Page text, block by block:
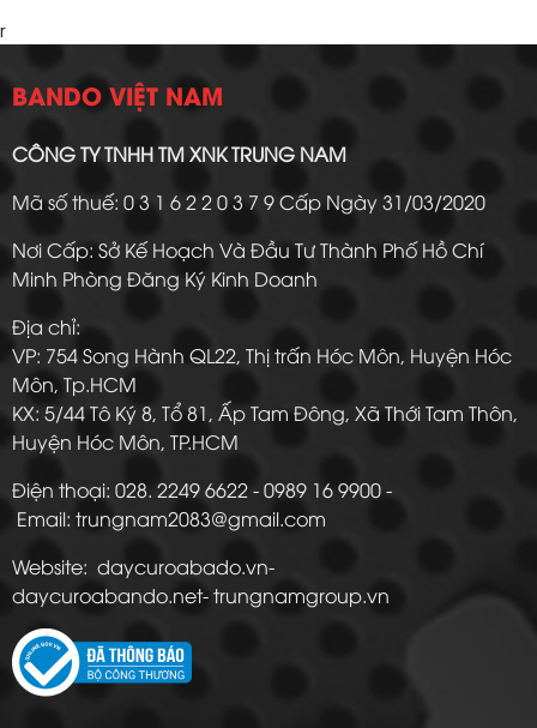
r
BANDO VIỆT NAM
CÔNG TY TNHH TM XNK TRUNG NAM
Mã số thuế: 0 3 1 6 2 2 0 3 7 9 Cấp Ngày 31/03/2020
Nơi Cấp: Sở Kế Hoạch Và Đầu Tư Thành Phố Hồ Chí
Minh Phòng Đăng Ký Kinh Doanh
Địa chỉ:
VP: 754 Song Hành QL22, Thị trấn Hóc Môn, Huyện Hóc
Môn, Tp.HCM
KX: 5/44 Tô Ký 8, Tổ 81, Ấp Tam Đông, Xã Thới Tam Thôn,
Huyện Hóc Môn, TP.HCM
Điện thoại: 028. 2249 6622 - 0989 16 9900 -
Email: trungnam2083@gmail.com
Website: daycuroabado.vn-
daycuroabando.net- trungnamgroup.vn